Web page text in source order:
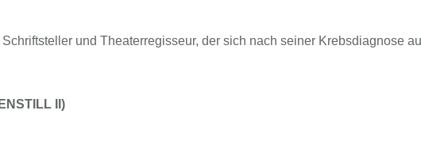
und Theaterregisseur, der sich nach seiner Krebsdiagnose
II)